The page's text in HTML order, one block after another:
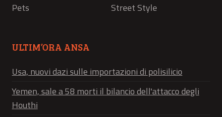
Pets
Street Style
ULTIM’ORA ANSA
Usa, nuovi dazi sulle importazioni di polisilicio
Yemen, sale a 58 morti il bilancio dell'attacco degli
Houthi